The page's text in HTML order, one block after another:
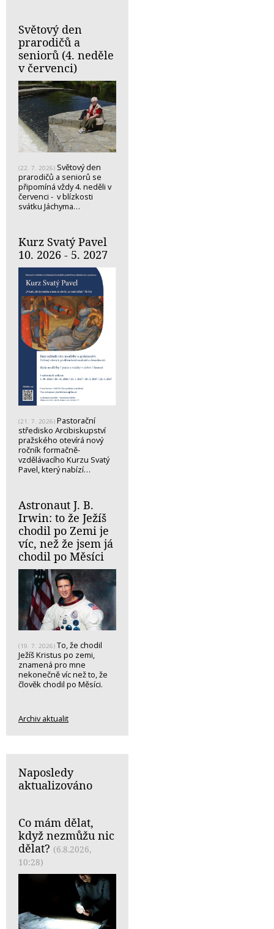
Světový den
prarodičů a
seniorů (4. neděle
v červenci)
(22. 7. 2026) Světový den
prarodičů a seniorů se
připomíná vždy 4. neděli v
červenci - v blízkosti
svátku Jáchyma…
Kurz Svatý Pavel
10. 2026 - 5. 2027
(21. 7. 2026) Pastorační
středisko Arcibiskupství
pražského otevírá nový
ročník formačně-
vzdělávacího Kurzu Svatý
Pavel, který nabízí…
Astronaut J. B.
Irwin: to že Ježíš
chodil po Zemi je
víc, než že jsem já
chodil po Měsíci
(19. 7. 2026) To, že chodil
Ježíš Kristus po zemi,
znamená pro mne
nekonečně víc než to, že
člověk chodil po Měsíci.
Archiv aktualit
Naposledy
aktualizováno
Co mám dělat,
když nezmůžu nic
dělat? (6.8.2026,
10:28)